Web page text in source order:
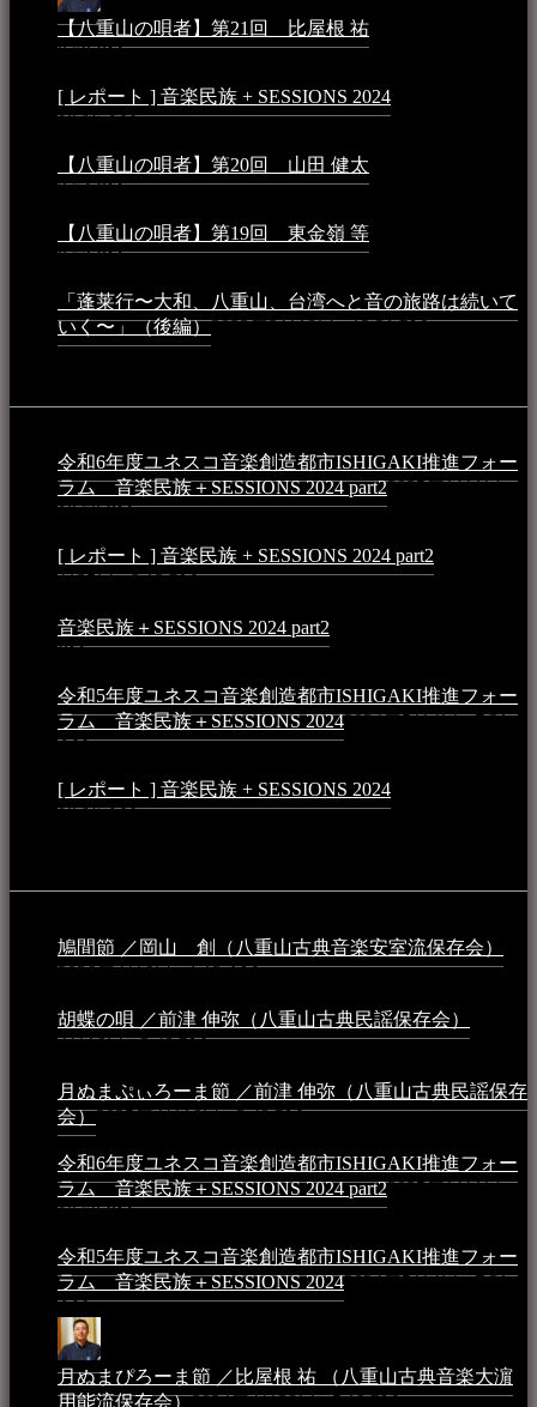
【八重山の唄者】第21回 比屋根 祐
8:59 PM
[ レポート ] 音楽民族 + SESSIONS 2024
10:16 AM
【八重山の唄者】第20回 山田 健太
3:54 PM
【八重山の唄者】第19回 東金嶺 等
9:52 PM
「蓬莱行〜大和、八重山、台湾へと音の旅路は続いて
いく〜」（後編）2023年3月18日 - 12:31 PM
令和6年度ユネスコ音楽創造都市ISHIGAKI推進フォー
ラム 音楽民族＋SESSIONS 2024 part22025年1月1日 -
10:50 PM
[ レポート ] 音楽民族 + SESSIONS 2024 part2
月25日 - 9:13 PM
音楽民族＋SESSIONS 2024 part2
PM
令和5年度ユネスコ音楽創造都市ISHIGAKI推進フォー
ラム 音楽民族＋SESSIONS 20242024年5月4日 - 7:21
AM
[ レポート ] 音楽民族 + SESSIONS 2024
10:16 AM
鳩間節 ／岡山 創（八重山古典音楽安室流保存会）
2026年4月6日 - 1:13 AM
胡蝶の唄 ／前津 伸弥（八重山古典民謡保存会）
4月16日 - 3:48 PM
月ぬまぷぃろーま節 ／前津 伸弥（八重山古典民謡保存
会）2025年4月16日 - 3:48 PM
令和6年度ユネスコ音楽創造都市ISHIGAKI推進フォー
ラム 音楽民族＋SESSIONS 2024 part22025年1月1日 -
10:50 PM
令和5年度ユネスコ音楽創造都市ISHIGAKI推進フォー
ラム 音楽民族＋SESSIONS 20242024年5月4日 - 7:21
AM
月ぬまぴろーま節 ／比屋根 祐 （八重山古典音楽大濵
用能流保存会）2024年4月20日 - 5:19 PM